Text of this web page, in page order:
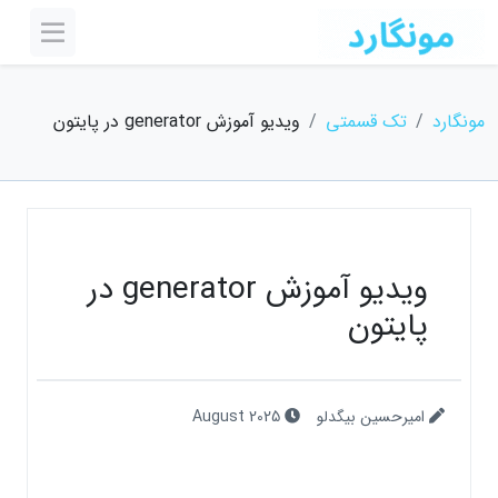
مونگارد تک قسمتی ویدیو آموزش generator در پایتون
ویدیو آموزش generator در
پایتون
امیرحسین بیگدلو